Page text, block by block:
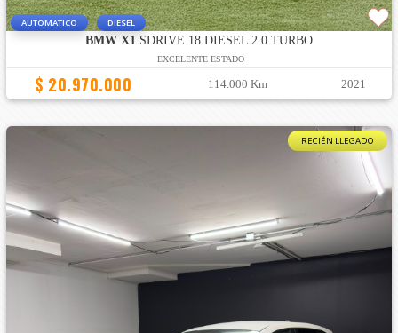
AUTOMATICO DIESEL
BMW X1SDRIVE 18 DIESEL 2.0 TURBO
EXCELENTE ESTADO
$ 20.970.000 114.000 Km 2021
RECIÉN LLEGADO